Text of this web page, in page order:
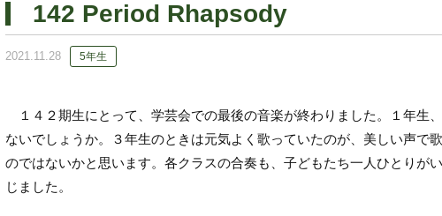
142 Period Rhapsody
2021.11.28 5年生
１４２期生にとって、学芸会での最後の音楽が終わりました。１年生
ないでしょうか。３年生のときは元気よく歌っていたのが、美しい声で
のではないかと思います。各クラスの合奏も、子どもたち一人ひとりが
じました。